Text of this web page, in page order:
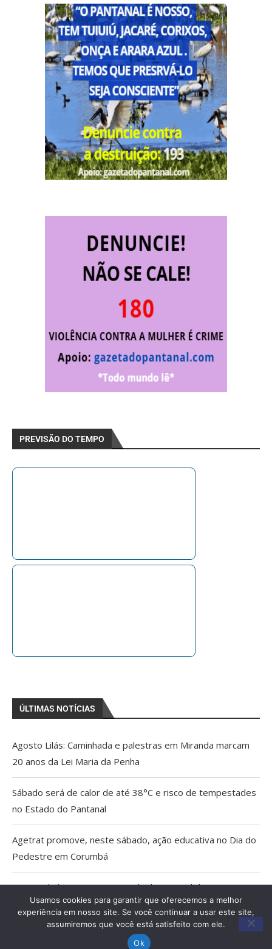
PREVISÃO DO TEMPO
ÚLTIMAS NOTÍCIAS
Agosto Lilás: Caminhada e palestras em Miranda marcam
20 anos da Lei Maria da Penha
Sábado será de calor de até 38°C e risco de tempestades
no Estado do Pantanal
Agetrat promove, neste sábado, ação educativa no Dia do
Pedestre em Corumbá
AGU pedirá na Justiça a retirada do Discord do ar
Pais estão menos presentes na criação de filhos, aponta
Usamos cookies para garantir que oferecemos a melhor
experiência em nosso site. Se você continuar a usar este site,
assumiremos que você está satisfeito com ele.
Ok